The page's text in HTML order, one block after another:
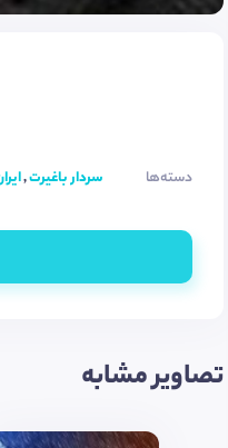
دسته‌ها سردار باغیرت,
تصاویر مشابه